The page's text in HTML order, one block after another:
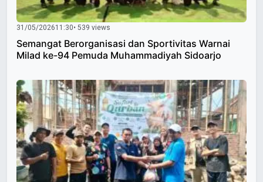
31/05/202611:30• 539 views
Semangat Berorganisasi dan Sportivitas Warnai
Milad ke-94 Pemuda Muhammadiyah Sidoarjo